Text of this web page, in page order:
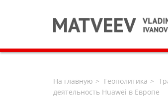
На главную Геополитика
деятельность Huawei в Европе